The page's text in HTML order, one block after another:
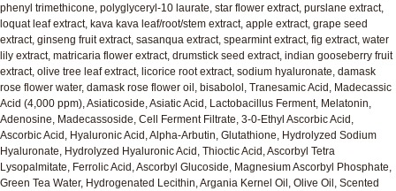
phenyl trimethicone, polyglyceryl-10 laurate, star flower extract, purslane extract,
loquat leaf extract, kava kava leaf/root/stem extract, apple extract, grape seed
extract, ginseng fruit extract, sasanqua extract, spearmint extract, fig extract, water
lily extract, matricaria flower extract, drumstick seed extract, indian gooseberry fruit
extract, olive tree leaf extract, licorice root extract, sodium hyaluronate, damask
rose flower water, damask rose flower oil, bisabolol, Tranesamic Acid, Madecassic
Acid (4,000 ppm), Asiaticoside, Asiatic Acid, Lactobacillus Ferment, Melatonin,
Adenosine, Madecassoside, Cell Ferment Filtrate, 3-0-Ethyl Ascorbic Acid,
Ascorbic Acid, Hyaluronic Acid, Alpha-Arbutin, Glutathione, Hydrolyzed Sodium
Hyaluronate, Hydrolyzed Hyaluronic Acid, Thioctic Acid, Ascorbyl Tetra
Lysopalmitate, Ferrolic Acid, Ascorbyl Glucoside, Magnesium Ascorbyl Phosphate,
Green Tea Water, Hydrogenated Lecithin, Argania Kernel Oil, Olive Oil, Scented